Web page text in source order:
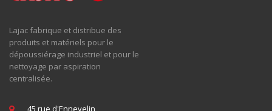
Lajac fabrique et distribue des
produits et matériels pour le
dépoussiérage industriel et pour le
nettoyage par aspiration
centralisée.
45 rue d'Ennevelin